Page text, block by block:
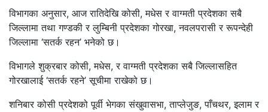
विभागका अनुसार, आज रातिदेखि कोसी, मधेस र वाग्मती प्रदेशका सबै
जिल्लामा तथा गण्डकी र लुम्बिनी प्रदेशका गोरखा, नवलपरासी र रूपन्देही
जिल्लामा ‘सतर्क रहन’ भनेको छ।
विभागले शुक्रबार कोसी, मधेस, र वाग्मती प्रदेशका सबै जिल्लासहित
गोरखालाई ‘सतर्क रहने’ सूचीमा राखेको छ।
शनिबार कोसी प्रदेशको पूर्वी भेगका संखुवासभा, ताप्लेजुङ, पाँचथर, इलाम र